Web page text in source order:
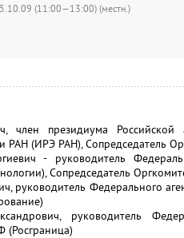
(11:00—13:00) (местн.)
член президиума Российской
РАН (ИРЭ РАН), Сопредседатель
- руководитель
Сопредседатель
руководитель Федерального
руководитель
(Росграница)